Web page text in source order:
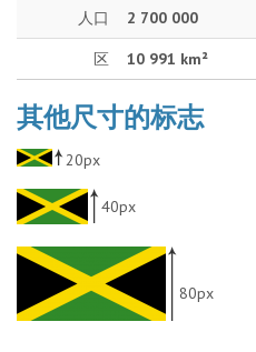
人口 2 700 000
区 10 991 km²
其他尺寸的标志
20px
40px
80px